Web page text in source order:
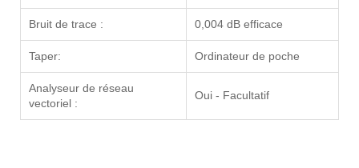
Bruit de trace : 0,004 dB efficace
Taper: Ordinateur de poche
Analyseur de réseau
vectoriel :
Oui - Facultatif